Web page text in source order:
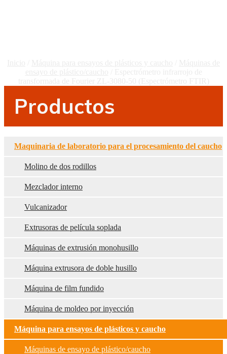
Productos
Maquinaria de laboratorio para el procesamiento del caucho
Molino de dos rodillos
Mezclador interno
Vulcanizador
Extrusoras de película soplada
Máquinas de extrusión monohusillo
Máquina extrusora de doble husillo
Máquina de film fundido
Máquina de moldeo por inyección
Máquina para ensayos de plásticos y caucho
Máquinas de ensayo de plástico/caucho